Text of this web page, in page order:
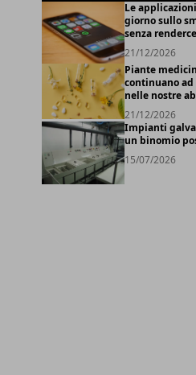
Le
giorno sullo
senza
21/12/2026
Piante
continuano ad
nelle nostre
21/12/2026
Impianti
un binomio
15/07/2026